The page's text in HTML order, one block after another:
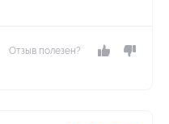
Отзыв полезен?